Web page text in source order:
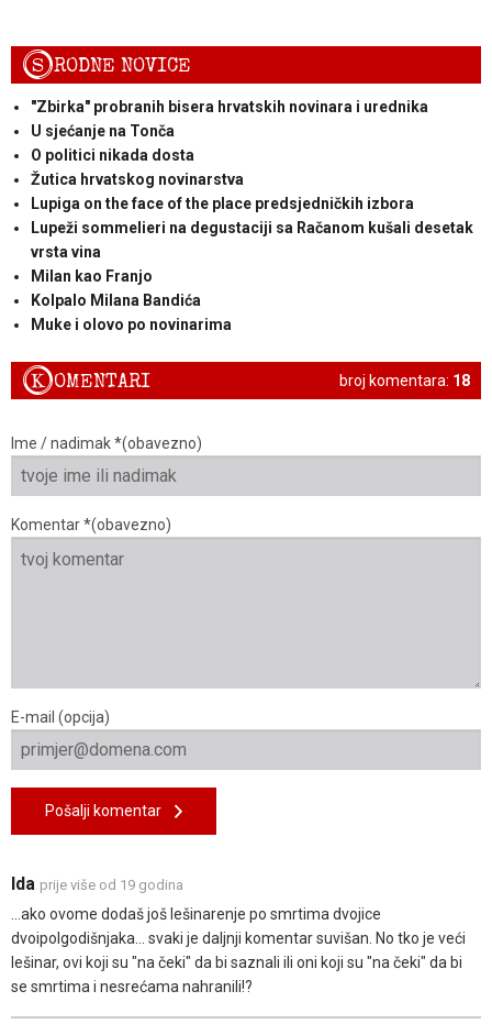
SRODNE NOVICE
"Zbirka" probranih bisera hrvatskih novinara i urednika
U sjećanje na Tonča
O politici nikada dosta
Žutica hrvatskog novinarstva
Lupiga on the face of the place predsjedničkih izbora
Lupeži sommelieri na degustaciji sa Račanom kušali desetak
vrsta vina
Milan kao Franjo
Kolpalo Milana Bandića
Muke i olovo po novinarima
broj komentara: 18
KOMENTARI
Ime / nadimak *(obavezno)
Komentar *(obavezno)
E-mail (opcija)
Pošalji komentar
Ida prije više od 19 godina
...ako ovome dodaš još lešinarenje po smrtima dvojice
dvoipolgodišnjaka... svaki je daljnji komentar suvišan. No tko je veći
lešinar, ovi koji su "na čeki" da bi saznali ili oni koji su "na čeki" da bi
se smrtima i nesrećama nahranili!?